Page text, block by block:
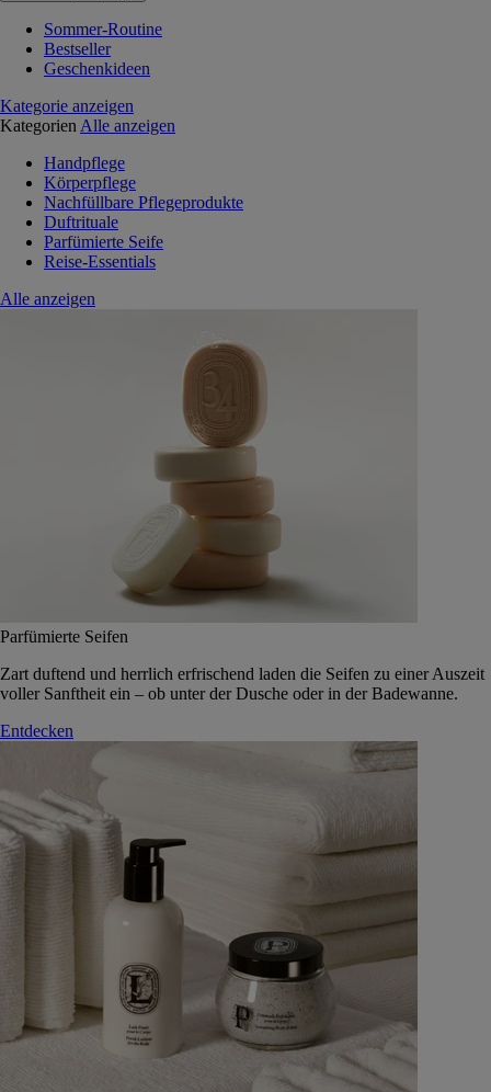
Sommer-Routine
Bestseller
Geschenkideen
Kategorie anzeigen
Kategorien Alle anzeigen
Handpflege
Körperpflege
Nachfüllbare Pflegeprodukte
Duftrituale
Parfümierte Seife
Reise-Essentials
Alle anzeigen
Parfümierte Seifen
Zart duftend und herrlich erfrischend laden die Seifen zu einer Auszeit
voller Sanftheit ein – ob unter der Dusche oder in der Badewanne.
Entdecken